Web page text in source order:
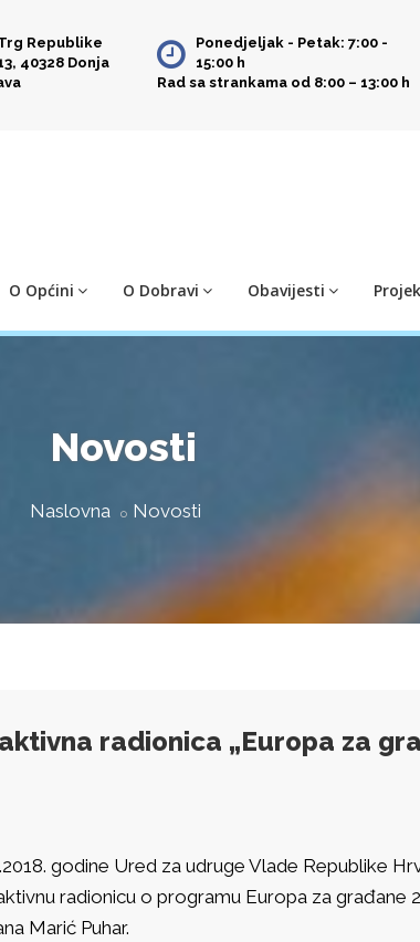
Republike
40328 Donja
Ponedjeljak - Petak: 7:00 -
15:00 h
Rad sa strankama od 8:00 – 13:00 h
O Općini O Dobravi Obavijesti
Novosti
Naslovna Novosti
radionica „Europa za
godine Ured za udruge Vlade Republike
radionicu o programu Europa za građane
Marić Puhar.